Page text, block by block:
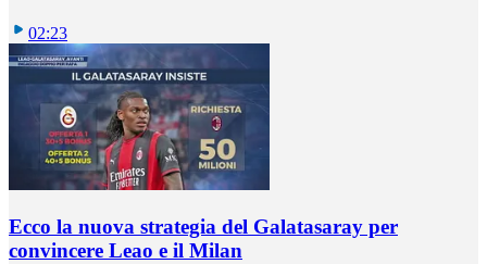
02:23
Ecco la nuova strategia del Galatasaray per
convincere Leao e il Milan